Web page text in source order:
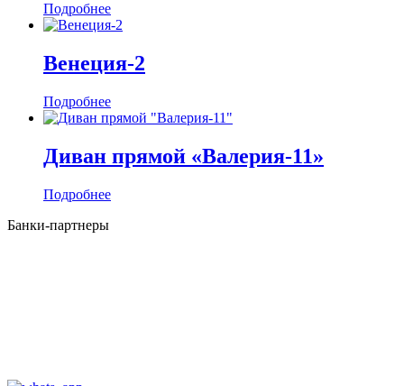
Подробнее
Венеция-2
Подробнее
Диван прямой «Валерия-11»
Подробнее
Банки-партнеры